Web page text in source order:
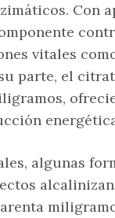
Con
vitales
parte, el
algunas